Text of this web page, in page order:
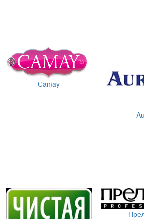
Camay